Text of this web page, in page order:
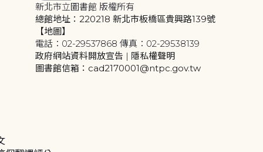
新北市立圖書館 版權所有
總館地址：220218 新北市板橋區貴興路139號
【地圖】
電話：02-29537868 傳真：02-29538139
政府網站資料開放宣告 | 隱私權聲明
圖書館信箱：cad2170001@ntpc.gov.tw